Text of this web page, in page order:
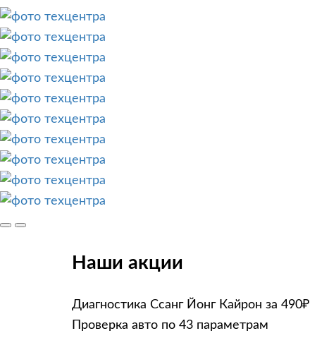
Наши акции
Диагностика Ссанг Йонг Кайрон за 490₽
Проверка авто по 43 параметрам